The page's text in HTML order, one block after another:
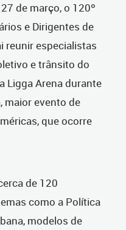
de março, o 120º
e Dirigentes de
reunir especialistas
e trânsito do
Ligga Arena durante
maior evento de
que ocorre
de 120
como a Política
modelos de